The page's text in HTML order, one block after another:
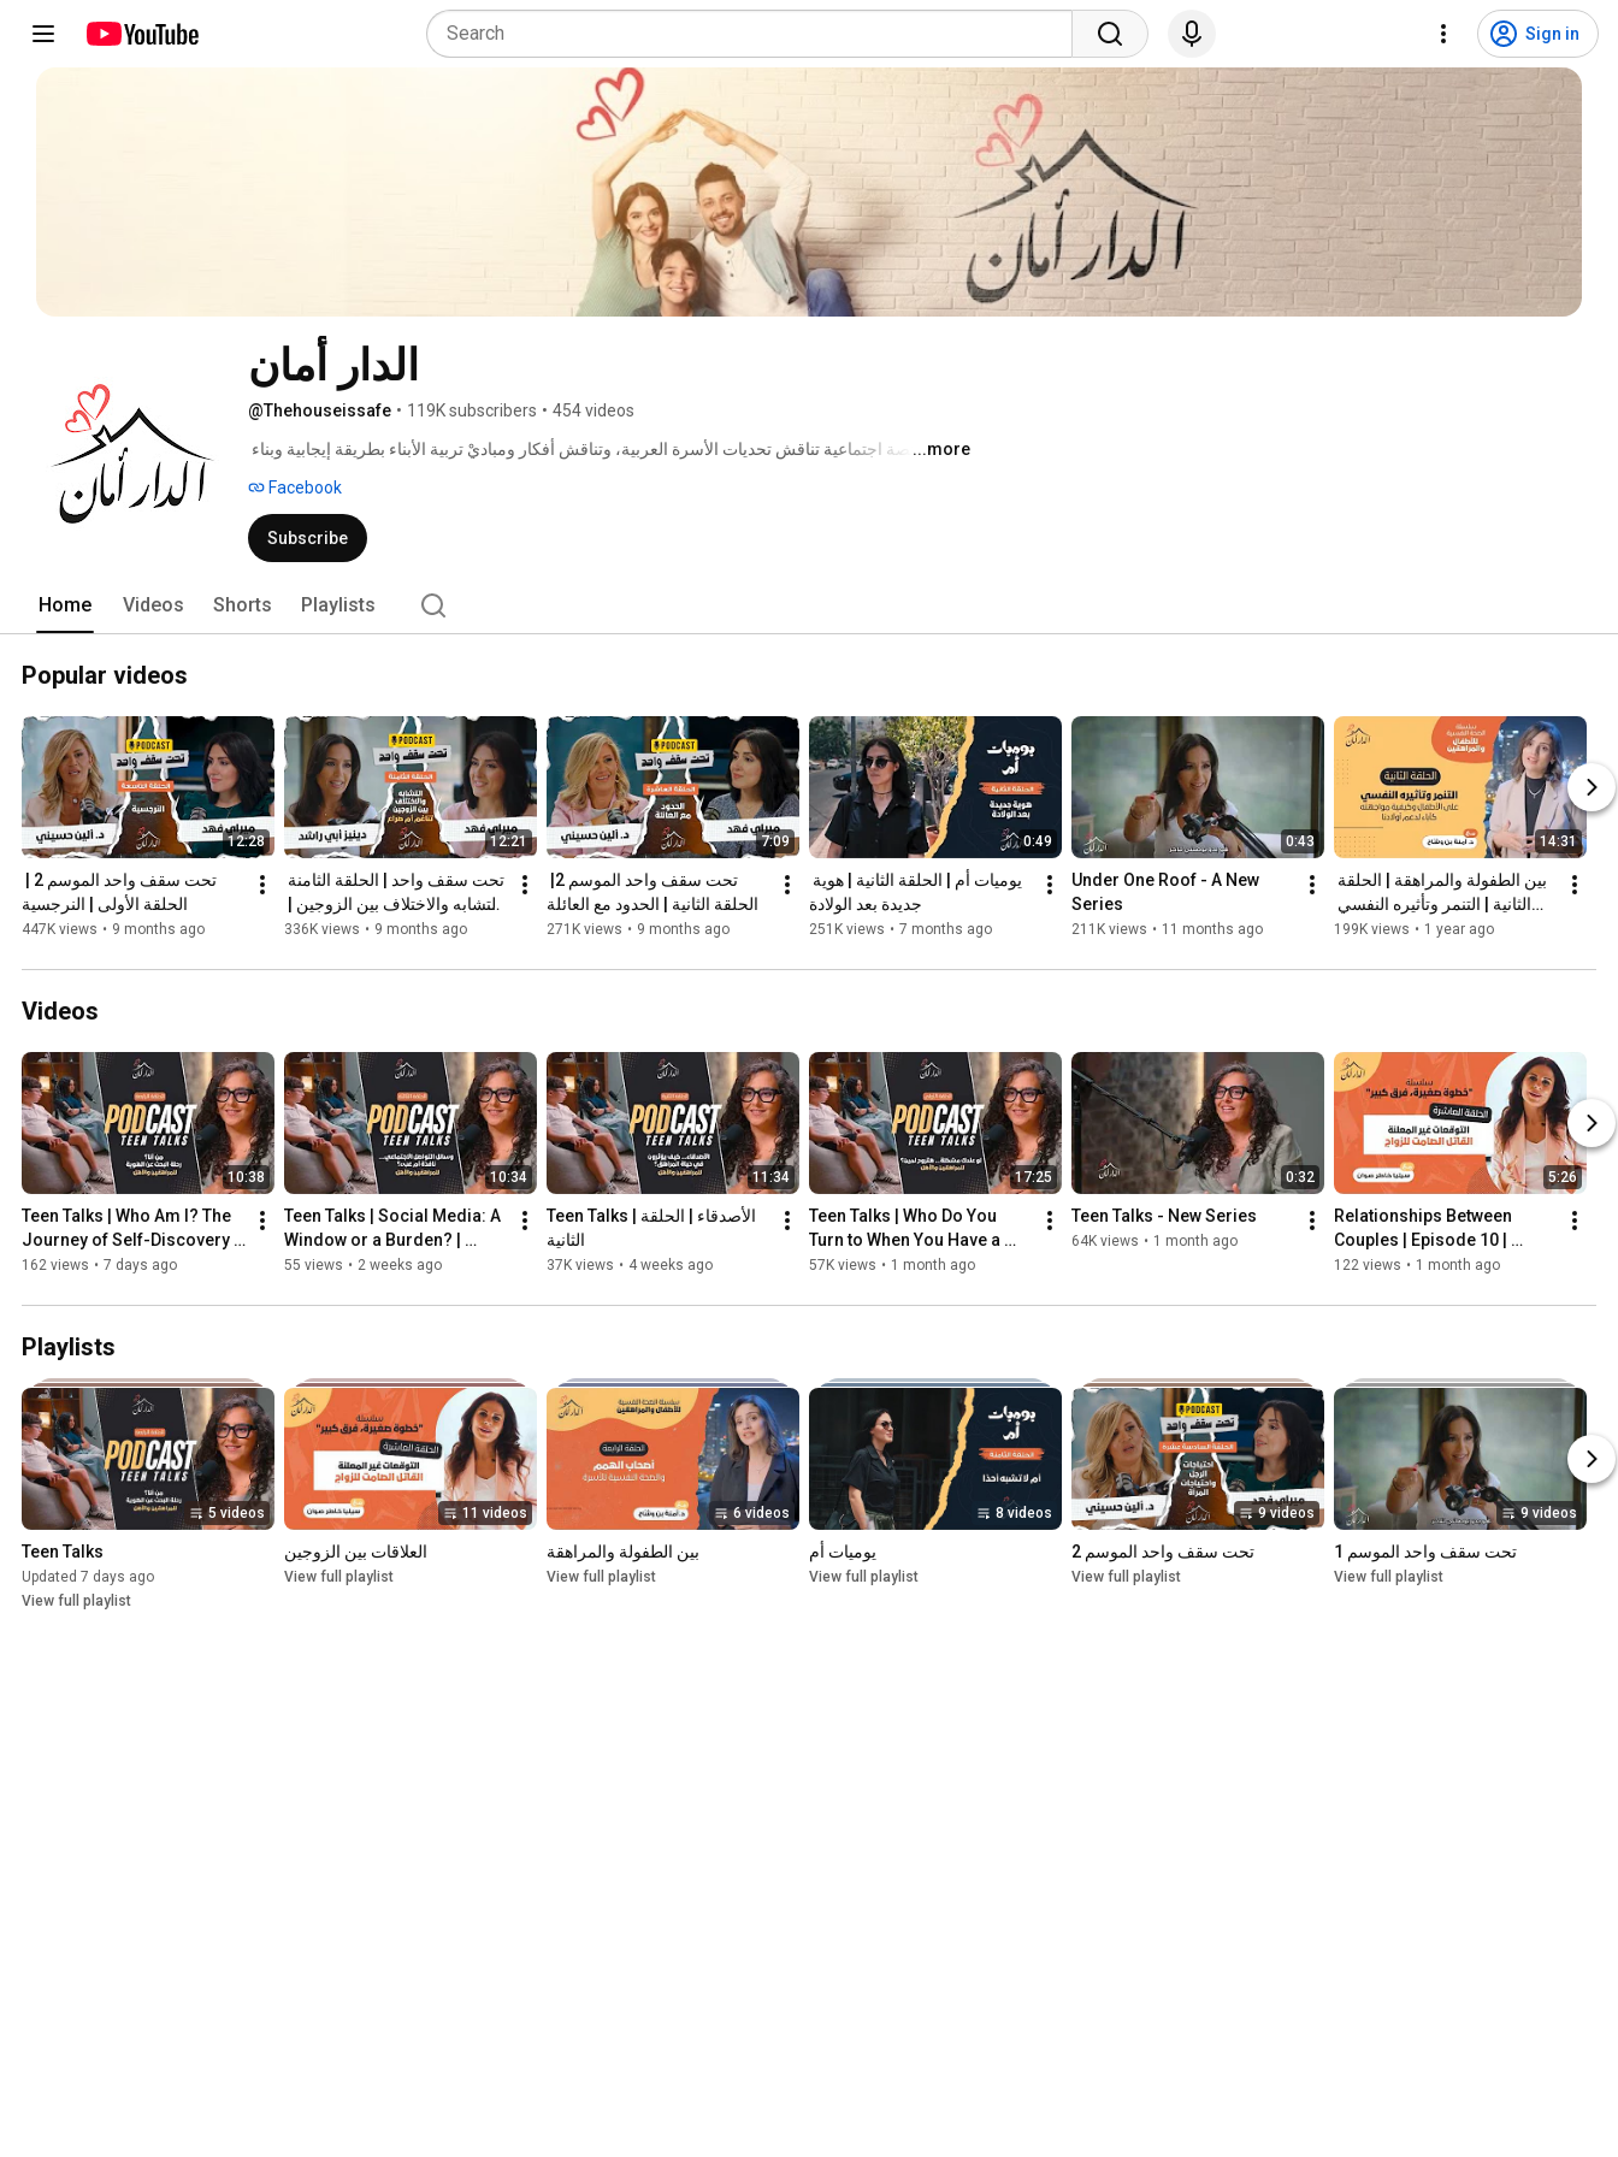
Sign in
الدار أمان
@Thehouseissafe • 119K subscribers • 454 videos
...more
Facebook
Subscribe
Home Videos Shorts Playlists
Popular videos
12:28
الحلقة الأولى | النرجسية
447K views • 9 months ago
12:21
تناغم أم صراع
336K views • 9 months ago
7:09
الحلقة الثانية | الحدود مع العائلة
271K views • 9 months ago
0:49
جديدة بعد الولادة
251K views • 7 months ago
0:43
Under One Roof - A New
Series
211K views • 11 months ago
14:31
على الأطفال
199K views • 1 year ago
Videos
10:38
Teen Talks | Who Am I? The
Journey of Self-Discovery |
Episode Four
162 views • 7 days ago
10:34
Teen Talks | Social Media: A
Window or a Burden? |
Episode 3
55 views • 2 weeks ago
11:34
Teen Talks | الأصدقاء | الحلقة
الثانية
37K views • 4 weeks ago
17:25
Teen Talks | Who Do You
Turn to When You Have a
Problem? | Episode 1
57K views • 1 month ago
0:32
Teen Talks - New Series
64K views • 1 month ago
5:26
Relationships Between
Couples | Episode 10 |
Unspoken Expectations
122 views • 1 month ago
Playlists
5 videos
Teen Talks
Updated 7 days ago
View full playlist
11 videos
العلاقات بين الزوجين
View full playlist
6 videos
بين الطفولة والمراهقة
View full playlist
8 videos
يوميات أم
View full playlist
9 videos
تحت سقف واحد الموسم 2
View full playlist
9 videos
تحت سقف واحد الموسم 1
View full playlist